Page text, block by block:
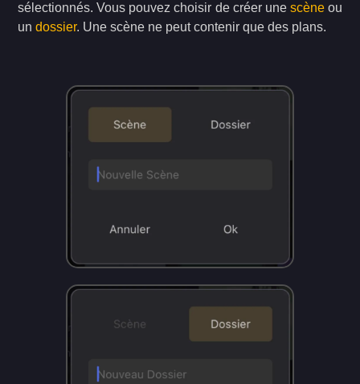
sélectionnés. Vous pouvez choisir de créer une scèneou
undossier. Une scène ne peut contenir que des plans.